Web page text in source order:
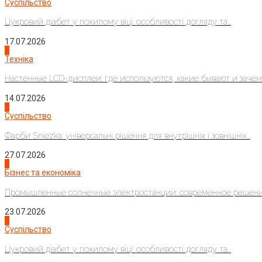
Суспільство
Цукровий діабет у похилому віці: особливості догляду та...
17.07.2026
Техніка
Настенные LCD-дисплеи: где используются, какие бывают и
14.07.2026
Суспільство
Фарби Sniezka: універсальні рішення для внутрішніх і зовнішніх...
27.07.2026
Бізнес та економіка
Промышленные солнечные электростанции: современное
23.07.2026
Суспільство
Цукровий діабет у похилому віці: особливості догляду та...